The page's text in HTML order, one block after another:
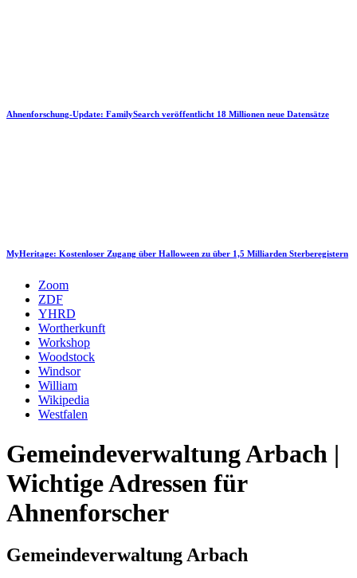
Ahnenforschung-Update: FamilySearch veröffentlicht 18 Millionen neue Datensätze
MyHeritage: Kostenloser Zugang über Halloween zu über 1,5 Milliarden Sterberegistern
Zoom
ZDF
YHRD
Wortherkunft
Workshop
Woodstock
Windsor
William
Wikipedia
Westfalen
Gemeindeverwaltung Arbach |
Wichtige Adressen für
Ahnenforscher
Gemeindeverwaltung Arbach